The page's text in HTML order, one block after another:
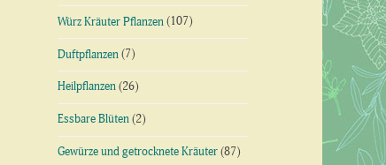
Würz Kräuter Pflanzen (107)
Duftpflanzen (7)
Heilpflanzen (26)
Essbare Blüten (2)
Gewürze und getrocknete Kräuter (87)